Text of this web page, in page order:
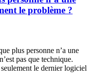
le problème ?
plus personne n’a une
pas que technique.
le dernier logiciel